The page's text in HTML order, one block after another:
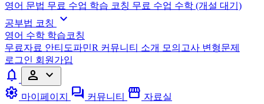
영어 문법 무료 수업 학습 코칭 무료 수업 수학 (개설 대기)
공부법 코칭
expand_more
영어 수학 학습코칭
무료자료 안티도파민R 커뮤니티 소개 모의고사 변형문제
로그인 회원가입
notifications person expand_more
settings 마이페이지 forum 커뮤니티 storefront 자료실